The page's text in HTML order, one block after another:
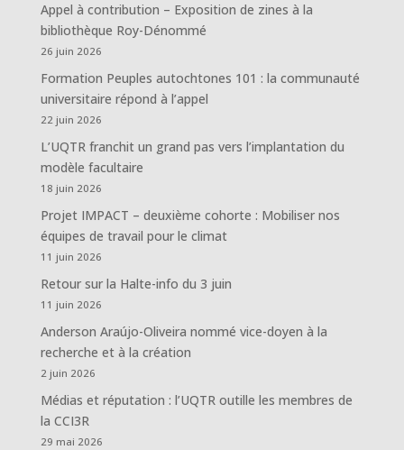
Appel à contribution – Exposition de zines à la
bibliothèque Roy-Dénommé
26 juin 2026
Formation Peuples autochtones 101 : la communauté
universitaire répond à l’appel
22 juin 2026
L’UQTR franchit un grand pas vers l’implantation du
modèle facultaire
18 juin 2026
Projet IMPACT – deuxième cohorte : Mobiliser nos
équipes de travail pour le climat
11 juin 2026
Retour sur la Halte-info du 3 juin
11 juin 2026
Anderson Araújo-Oliveira nommé vice-doyen à la
recherche et à la création
2 juin 2026
Médias et réputation : l’UQTR outille les membres de
la CCI3R
29 mai 2026